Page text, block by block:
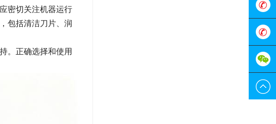
密切关注机器运行
包括清洁刀片、润
。正确选择和使用
在线客
0755-